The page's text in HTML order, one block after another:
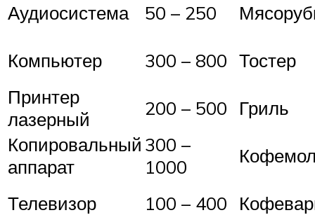
Аудиосистема 50 – 250
Компьютер 300 – 800 Тостер
Принтер
лазерный
200 – 500
Гриль
Копировальный
аппарат
300 –
1000
Телевизор 100 – 400